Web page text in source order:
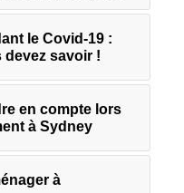
le Covid-19 :
devez savoir !
en compte lors
à Sydney
à